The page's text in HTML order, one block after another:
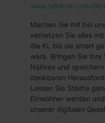
www.telekom.com/
Machen Sie mit bei
vernetzen Sie alles
die KI, bis sie smart
wäre. Bringen Sie
Natives und
denkbaren
Lassen Sie Städte
Einwohner werden
unserer digitalen